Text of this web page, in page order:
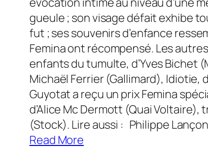
gueule ; son visage défait exhibe
fut ; ses souvenirs d’enfance
Femina ont récompensé. Les
enfants du tumulte, d’Yves Bichet
Michaël Ferrier (Gallimard), Idiotie,
Guyotat a reçu un prix Femina
d’Alice Mc Dermott (Quai Voltaire),
(Stock). Lire aussi : Philippe
Read More